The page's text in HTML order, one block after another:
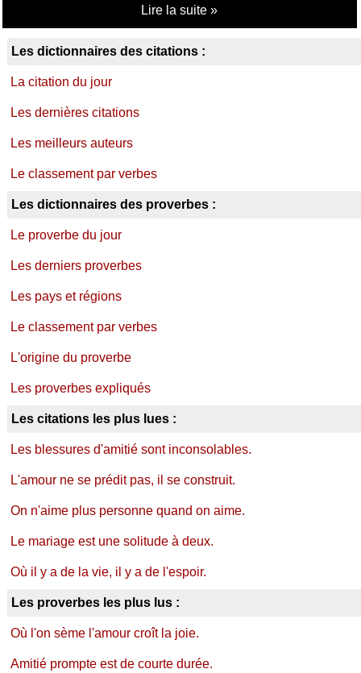
Lire la suite »
Les dictionnaires des citations :
La citation du jour
Les dernières citations
Les meilleurs auteurs
Le classement par verbes
Les dictionnaires des proverbes :
Le proverbe du jour
Les derniers proverbes
Les pays et régions
Le classement par verbes
L'origine du proverbe
Les proverbes expliqués
Les citations les plus lues :
Les blessures d'amitié sont inconsolables.
L'amour ne se prédit pas, il se construit.
On n'aime plus personne quand on aime.
Le mariage est une solitude à deux.
Où il y a de la vie, il y a de l'espoir.
Les proverbes les plus lus :
Où l'on sème l'amour croît la joie.
Amitié prompte est de courte durée.